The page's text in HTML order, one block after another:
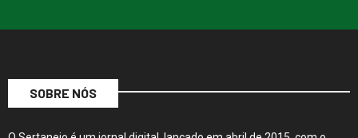
SOBRE NÓS